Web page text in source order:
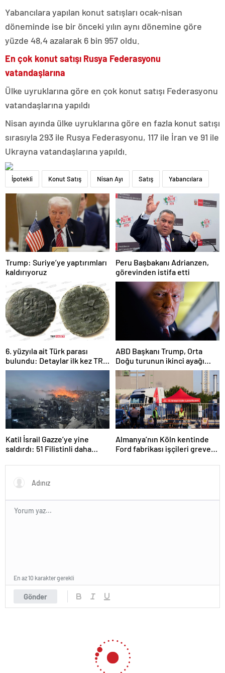
Yabancılara yapılan konut satışları ocak-nisan
döneminde ise bir önceki yılın aynı dönemine göre
yüzde 48,4 azalarak 6 bin 957 oldu.
En çok konut satışı Rusya Federasyonu
vatandaşlarına
Ülke uyruklarına göre en çok konut satışı Federasyonu
vatandaşlarına yapıldı
Nisan ayında ülke uyruklarına göre en fazla konut satışı
sırasıyla 293 ile Rusya Federasyonu, 117 ile İran ve 91 ile
Ukrayna vatandaşlarına yapıldı.
İpotekli Konut Satış Nisan Ayı Satış Yabancılara
Trump: Suriye’ye yaptırımları
kaldırıyoruz
Peru Başbakanı Adrianzen,
görevinden istifa etti
6. yüzyıla ait Türk parası
bulundu: Detaylar ilk kez TRT
Haber’de
ABD Başkanı Trump, Orta
Doğu turunun ikinci ayağı
Katar’da
Katil İsrail Gazze’ye yine
saldırdı: 51 Filistinli daha
Almanya’nın Köln kentinde
Ford fabrikası işçileri greve
Gönder
En az 10 karakter gerekli